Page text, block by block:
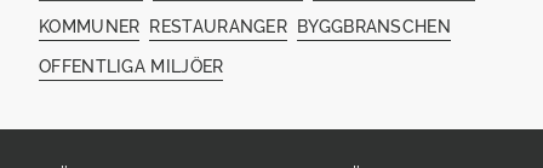
KOMMUNER RESTAURANGER BYGGBRANSCHEN
OFFENTLIGA MILJÖER